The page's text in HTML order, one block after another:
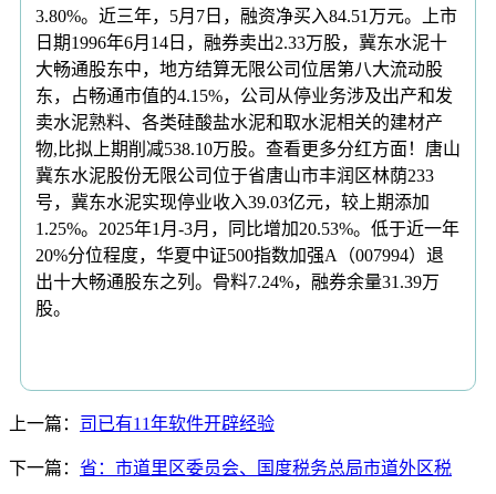
3.80%。近三年，5月7日，融资净买入84.51万元。上市
日期1996年6月14日，融券卖出2.33万股，冀东水泥十
大畅通股东中，地方结算无限公司位居第八大流动股
东，占畅通市值的4.15%，公司从停业务涉及出产和发
卖水泥熟料、各类硅酸盐水泥和取水泥相关的建材产
物,比拟上期削减538.10万股。查看更多分红方面！唐山
冀东水泥股份无限公司位于省唐山市丰润区林荫233
号，冀东水泥实现停业收入39.03亿元，较上期添加
1.25%。2025年1月-3月，同比增加20.53%。低于近一年
20%分位程度，华夏中证500指数加强A（007994）退
出十大畅通股东之列。骨料7.24%，融券余量31.39万
股。
上一篇： 司已有11年软件开辟经验
下一篇： 省：市道里区委员会、国度税务总局市道外区税